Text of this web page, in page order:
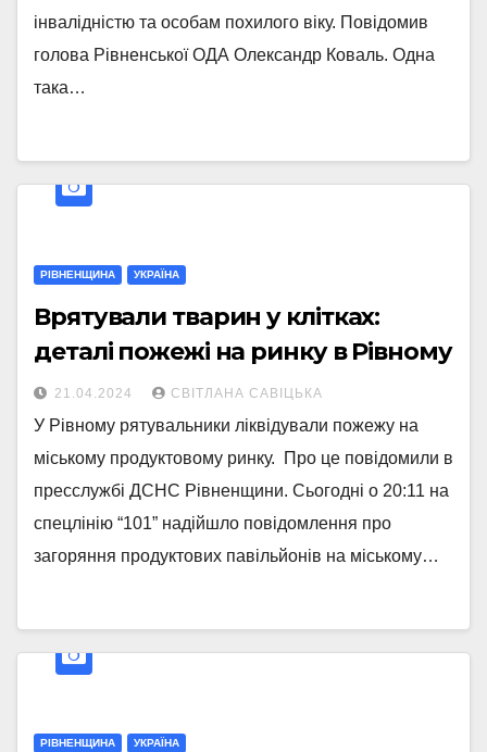
інвалідністю та особам похилого віку. Повідомив
голова Рівненської ОДА Олександр Коваль. Одна
така…
РІВНЕНЩИНА УКРАЇНА
Врятували тварин у клітках:
деталі пожежі на ринку в Рівному
21.04.2024 СВІТЛАНА САВІЦЬКА
У Рівному рятувальники ліквідували пожежу на
міському продуктовому ринку. Про це повідомили в
пресслужбі ДСНС Рівненщини. Сьогодні о 20:11 на
спецлінію “101” надійшло повідомлення про
загоряння продуктових павільйонів на міському…
РІВНЕНЩИНА УКРАЇНА